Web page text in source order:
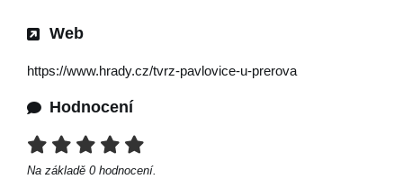
Web
https://www.hrady.cz/tvrz-pavlovice-u-prerova
Hodnocení
Na základě 0 hodnocení.